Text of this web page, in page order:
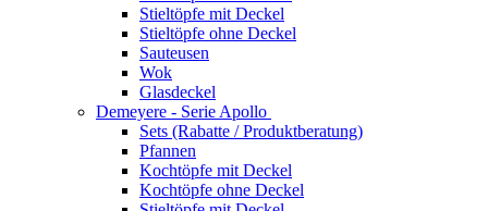
Stieltöpfe mit Deckel
Stieltöpfe ohne Deckel
Sauteusen
Wok
Glasdeckel
Demeyere - Serie Apollo
Sets (Rabatte / Produktberatung)
Pfannen
Kochtöpfe mit Deckel
Kochtöpfe ohne Deckel